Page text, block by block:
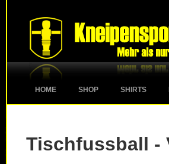
HOME SHOP SHIRTS
Tischfussball -